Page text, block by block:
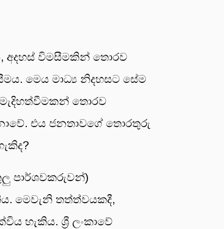
අදහස් විමසීමකින් තොරව
මෙය මාධ්‍ය නිදහසට සේම
තොරව
එය ජනතාවගේ තොරතුරු
පාර්ශවකරුවන්)
මෙවැනි තත්ත්වයකදී,
හැකිය. ශ්‍රී ලංකාවේ